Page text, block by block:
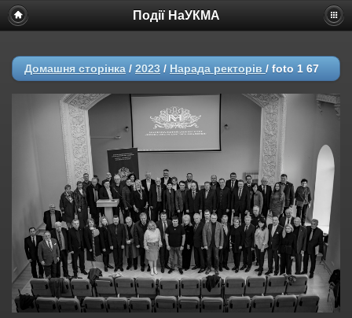
Події НаУКМА
Домашня сторінка / 2023 / Нарада ректорів / foto 1 67